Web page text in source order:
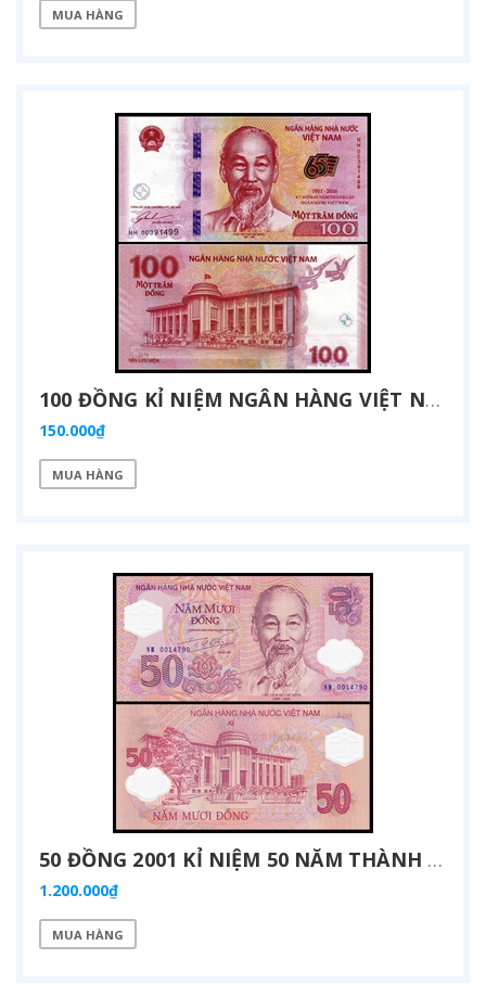
MUA HÀNG
100 ĐỒNG KỈ NIỆM NGÂN HÀNG VIỆT NAM 2016
150.000₫
MUA HÀNG
50 ĐỒNG 2001 KỈ NIỆM 50 NĂM THÀNH LẬP NGÂN HÀNG VIỆT NAM POLYMER
1.200.000₫
MUA HÀNG